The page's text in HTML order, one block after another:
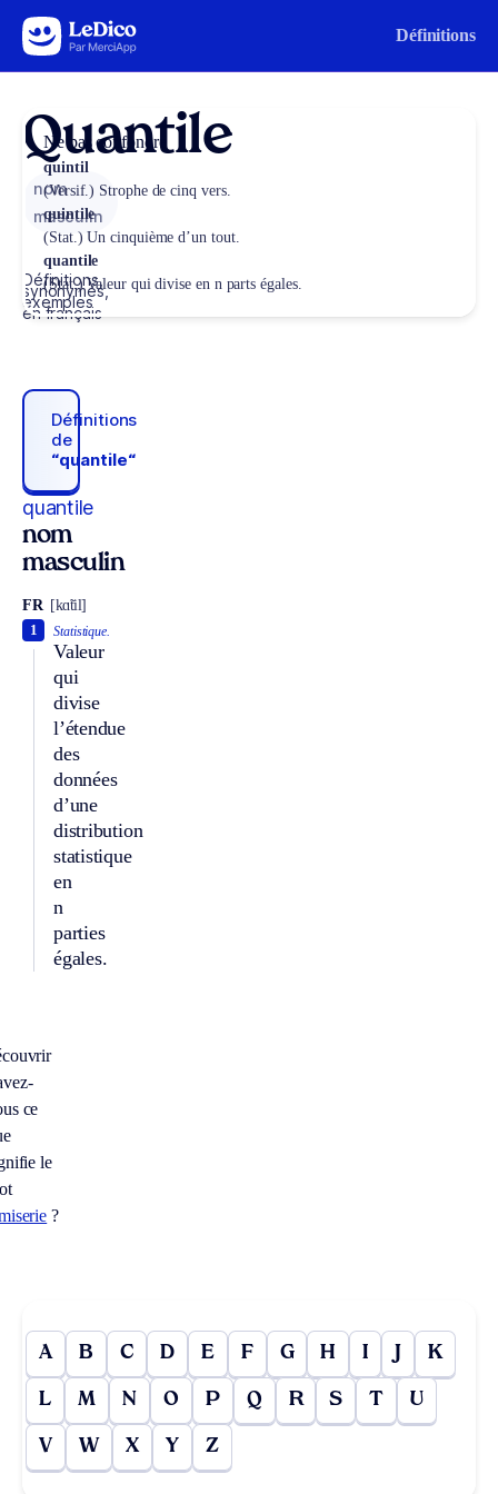
Aller au contenu Définitions
Quantile
nom
masculin
Définitions,
synonymes,
exemples
en français
Définitions
de
“quantile“
quantile
nom
masculin
FR [kɑ̃til]
Statistique.
Valeur
qui
divise
l’étendue
des
données
d’une
distribution
statistique
en
n
parties
égales.
1
ce
le
?
Ne pas confondre
quintil
(Versif.) Strophe de cinq vers.
quintile
(Stat.) Un cinquième d’un tout.
quantile
(Stat.) Valeur qui divise en n parts égales.
A B C D E F G H I J K
L M N O P Q R S T U
V W X Y Z